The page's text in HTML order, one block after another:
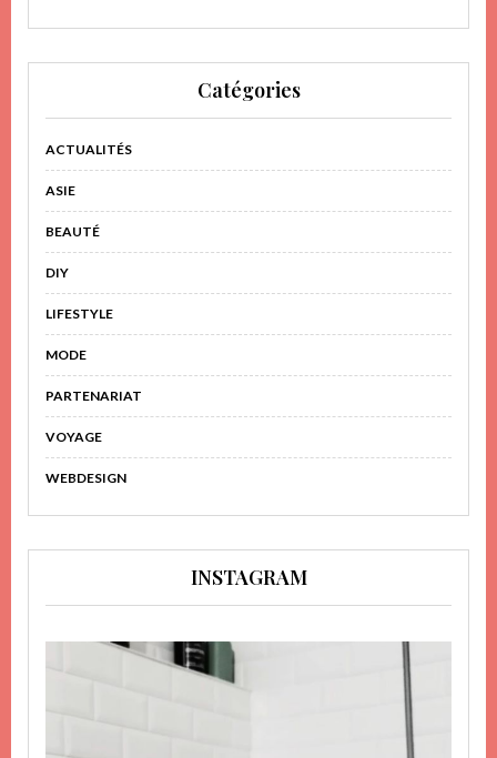
Catégories
ACTUALITÉS
ASIE
BEAUTÉ
DIY
LIFESTYLE
MODE
PARTENARIAT
VOYAGE
WEBDESIGN
INSTAGRAM